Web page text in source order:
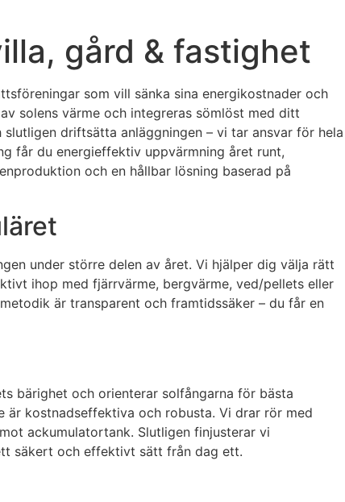
gård & fastighet
som vill sänka sina energikostnader och
solens värme och integreras sömlöst med ditt
driftsätta anläggningen – vi tar ansvar för hela
får du energieffektiv uppvärmning året runt,
och en hållbar lösning baserad på
under större delen av året. Vi hjälper dig välja rätt
ihop med fjärrvärme, bergvärme, ved/pellets eller
är transparent och framtidssäker – du får en
bärighet och orienterar solfångarna för bästa
är kostnadseffektiva och robusta. Vi drar rör med
ackumulatortank. Slutligen finjusterar vi
säkert och effektivt sätt från dag ett.